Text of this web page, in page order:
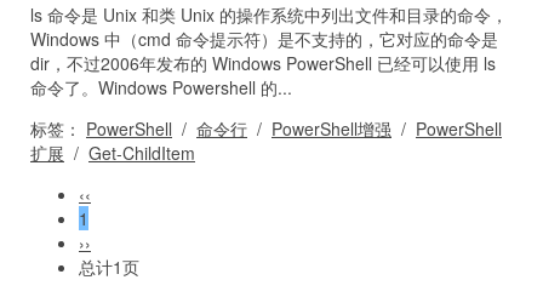
ls 命令是 Unix 和类 Unix 的操作系统中列出文件和目录的命令，
Windows 中（cmd 命令提示符）是不支持的，它对应的命令是
dir，不过2006年发布的 Windows PowerShell 已经可以使用 ls
命令了。Windows Powershell 的...
标签： PowerShell / 命令行 / PowerShell增强 / PowerShell
扩展 / Get-ChildItem
‹‹
1
››
总计1页